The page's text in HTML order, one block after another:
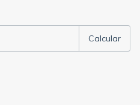
Calcular